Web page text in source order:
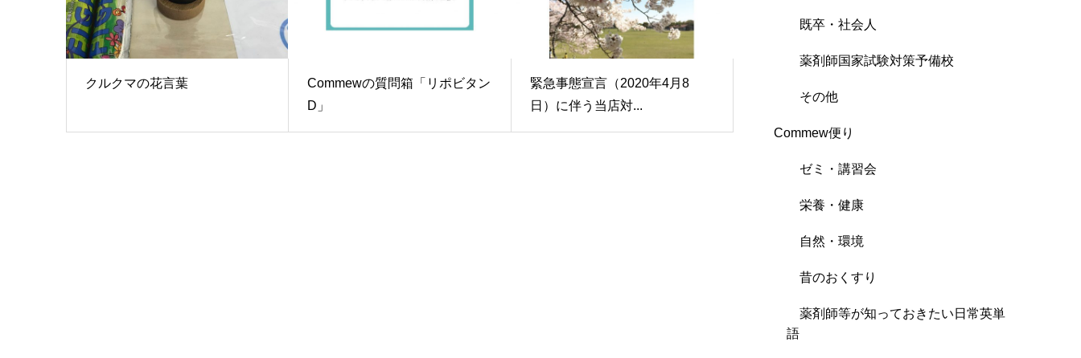
クルクマの花言葉
Commewの質問箱「リポビタン
D」
緊急事態宣言（2020年4月8
日）に伴う当店対...
既卒・社会人
薬剤師国家試験対策予備校
その他
Commew便り
ゼミ・講習会
栄養・健康
自然・環境
昔のおくすり
薬剤師等が知っておきたい日常英単
語